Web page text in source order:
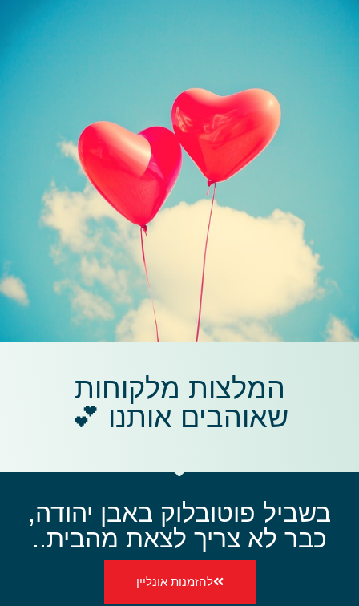
המלצות מלקוחות
שאוהבים אותנו 💕
בשביל פוטובלוק באבן יהודה,
כבר לא צריך לצאת מהבית..
להזמנות אונליין